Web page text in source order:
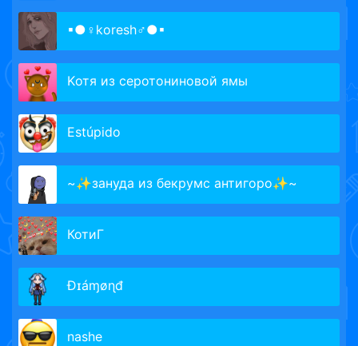
▪●♀koresh♂●▪
Kотя из серотониновой ямы
Estúpido
~✨зануда из бекрумс антигоро✨~
КотиГ
Ðɪáɱøɳđ
nashe